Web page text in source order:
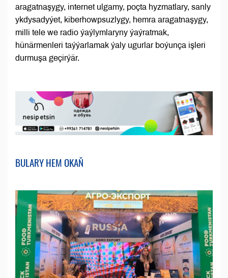
aragatnaşygy, internet ulgamy, poçta hyzmatlary, sanly
ykdysadyýet, kiberhowpsuzlygy, hemra aragatnaşygy,
milli tele we radio ýaýlymlaryny ýaýratmak,
hünärmenleri taýýarlamak ýaly ugurlar boýunça işleri
durmuşa geçirýär.
BULARY HEM OKAŇ